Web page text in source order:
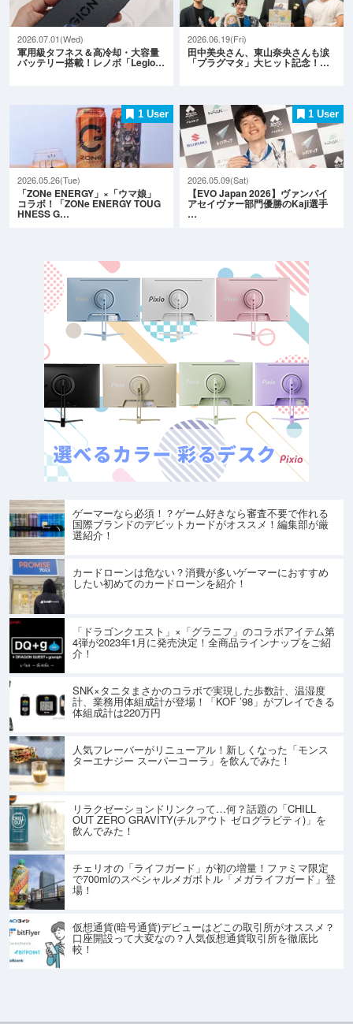
2026.07.01(Wed)
軍用級タフネス＆高冷却・大容量
バッテリー搭載！レノボ「Legio…
2026.06.19(Fri)
田中美央さん、東山奈央さんも涙
「プラグマタ」大ヒット記念！…
1 User
2026.05.26(Tue)
「ZONe ENERGY」×「ウマ娘」
コラボ！「ZONe ENERGY TOUG
HNESS G…
1 User
2026.05.09(Sat)
【EVO Japan 2026】ヴァンパイ
アセイヴァー部門優勝のKaji選手
…
ゲーマーなら必須！？ゲーム好きなら審査不要で作れる
国際ブランドのデビットカードがオススメ！編集部が厳
選紹介！
カードローンは危ない？消費が多いゲーマーにおすすめ
したい初めてのカードローンを紹介！
「ドラゴンクエスト」×「グラニフ」のコラボアイテム第
4弾が2023年1月に発売決定！全商品ラインナップをご紹
介！
SNK×タニタまさかのコラボで実現した歩数計、温湿度
計、業務用体組成計が登場！「KOF ’98」がプレイできる
体組成計は220万円
人気フレーバーがリニューアル！新しくなった「モンス
ターエナジー スーパーコーラ」を飲んでみた！
リラクゼーションドリンクって…何？話題の「CHILL
OUT ZERO GRAVITY(チルアウト ゼログラビティ)」を
飲んでみた！
チェリオの「ライフガード」が初の増量！ファミマ限定
で700mlのスペシャルメガボトル「メガライフガード」登
場！
仮想通貨(暗号通貨)デビューはどこの取引所がオススメ？
口座開設って大変なの？人気仮想通貨取引所を徹底比
較！